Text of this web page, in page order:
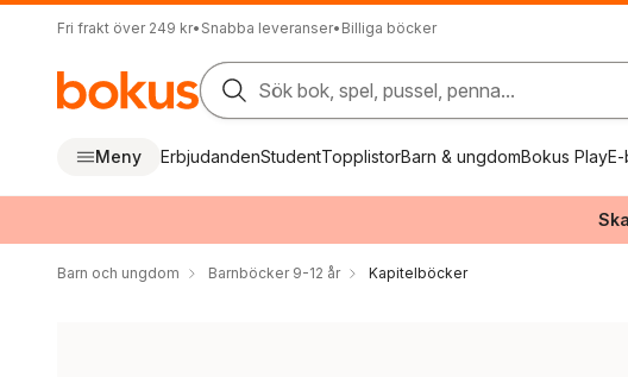
Fri frakt över 249 kr• Snabba leveranser• Billiga böcker
Sök bok, spel, pussel, penna...
Meny ErbjudandenStudentTopplistorBarn & ungdomBokus Play
Barn och ungdom Barnböcker 9-12 år Kapitelböcker